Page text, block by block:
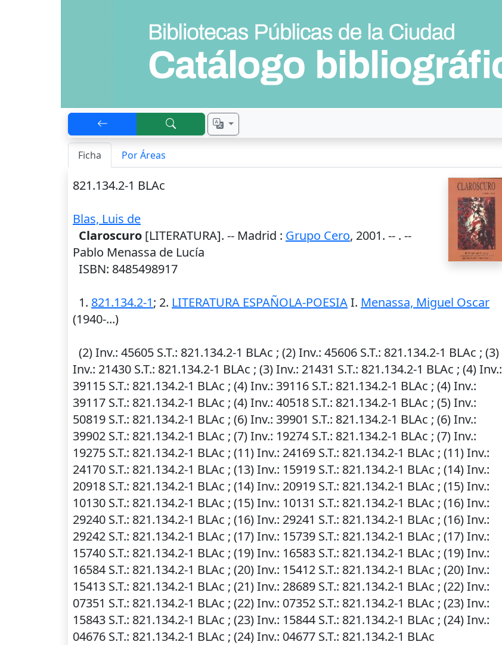
Ficha Por Áreas
821.134.2-1 BLAc
Blas, Luis de
Claroscuro [LITERATURA]. -- Madrid : Grupo Cero, 2001. -- . --
Pablo Menassa de Lucía
ISBN: 8485498917
1. 821.134.2-1; 2. LITERATURA ESPAÑOLA-POESIAI. Menassa, Miguel Oscar
(1940-...)
(2)Inv.: 45605 S.T.: 821.134.2-1 BLAc ; (2)Inv.: 45606 S.T.: 821.134.2-1 BLAc ; (3)
Inv.: 21430 S.T.: 821.134.2-1 BLAc ; (3)Inv.: 21431 S.T.: 821.134.2-1 BLAc ; (4)Inv.:
39115 S.T.: 821.134.2-1 BLAc ; (4)Inv.: 39116 S.T.: 821.134.2-1 BLAc ; (4)Inv.:
39117 S.T.: 821.134.2-1 BLAc ; (4)Inv.: 40518 S.T.: 821.134.2-1 BLAc ; (5)Inv.:
50819 S.T.: 821.134.2-1 BLAc ; (6)Inv.: 39901 S.T.: 821.134.2-1 BLAc ; (6)Inv.:
39902 S.T.: 821.134.2-1 BLAc ; (7)Inv.: 19274 S.T.: 821.134.2-1 BLAc ; (7)Inv.:
19275 S.T.: 821.134.2-1 BLAc ; (11)Inv.: 24169 S.T.: 821.134.2-1 BLAc ; (11)Inv.:
24170 S.T.: 821.134.2-1 BLAc ; (13)Inv.: 15919 S.T.: 821.134.2-1 BLAc ; (14)Inv.:
20918 S.T.: 821.134.2-1 BLAc ; (14)Inv.: 20919 S.T.: 821.134.2-1 BLAc ; (15)Inv.:
10130 S.T.: 821.134.2-1 BLAc ; (15)Inv.: 10131 S.T.: 821.134.2-1 BLAc ; (16)Inv.:
29240 S.T.: 821.134.2-1 BLAc ; (16)Inv.: 29241 S.T.: 821.134.2-1 BLAc ; (16)Inv.:
29242 S.T.: 821.134.2-1 BLAc ; (17)Inv.: 15739 S.T.: 821.134.2-1 BLAc ; (17)Inv.:
15740 S.T.: 821.134.2-1 BLAc ; (19)Inv.: 16583 S.T.: 821.134.2-1 BLAc ; (19)Inv.:
16584 S.T.: 821.134.2-1 BLAc ; (20)Inv.: 15412 S.T.: 821.134.2-1 BLAc ; (20)Inv.:
15413 S.T.: 821.134.2-1 BLAc ; (21)Inv.: 28689 S.T.: 821.134.2-1 BLAc ; (22)Inv.:
07351 S.T.: 821.134.2-1 BLAc ; (22)Inv.: 07352 S.T.: 821.134.2-1 BLAc ; (23)Inv.:
15843 S.T.: 821.134.2-1 BLAc ; (23)Inv.: 15844 S.T.: 821.134.2-1 BLAc ; (24)Inv.:
04676 S.T.: 821.134.2-1 BLAc ; (24)Inv.: 04677 S.T.: 821.134.2-1 BLAc